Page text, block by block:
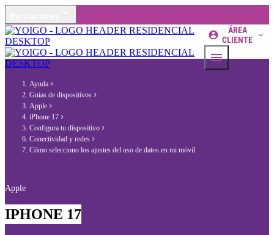
ÁREA
CLIENTE
Ayuda
Guías de dispositivos
Apple
iPhone 17
Configura tu dispositivo
Conectividad y redes
Cómo selecciono los ajustes del uso de datos en mi móvil
Apple
IPHONE 17